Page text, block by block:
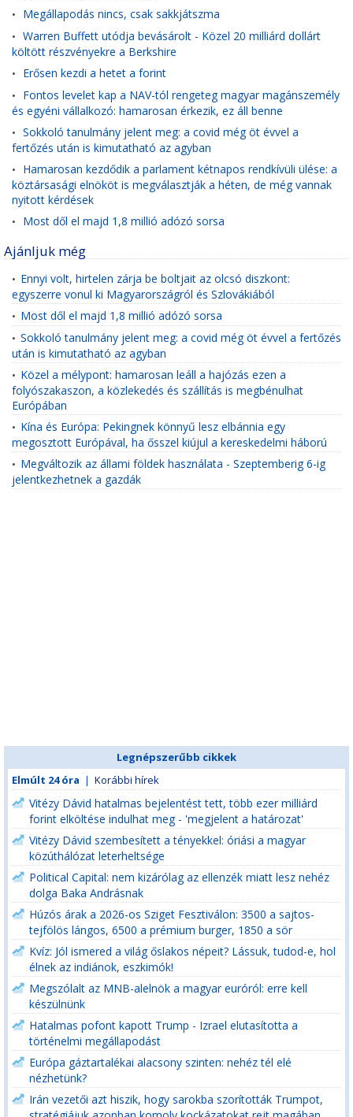
• Megállapodás nincs, csak sakkjátszma
• Warren Buffett utódja bevásárolt - Közel 20 milliárd dollárt
költött részvényekre a Berkshire
• Erősen kezdi a hetet a forint
• Fontos levelet kap a NAV-tól rengeteg magyar magánszemély
és egyéni vállalkozó: hamarosan érkezik, ez áll benne
• Sokkoló tanulmány jelent meg: a covid még öt évvel a
fertőzés után is kimutatható az agyban
• Hamarosan kezdődik a parlament kétnapos rendkívüli ülése: a
köztársasági elnököt is megválasztják a héten, de még vannak
nyitott kérdések
• Most dől el majd 1,8 millió adózó sorsa
Ajánljuk még
• Ennyi volt, hirtelen zárja be boltjait az olcsó diszkont:
egyszerre vonul ki Magyarországról és Szlovákiából
• Most dől el majd 1,8 millió adózó sorsa
• Sokkoló tanulmány jelent meg: a covid még öt évvel a fertőzés
után is kimutatható az agyban
• Közel a mélypont: hamarosan leáll a hajózás ezen a
folyószakaszon, a közlekedés és szállítás is megbénulhat
Európában
• Kína és Európa: Pekingnek könnyű lesz elbánnia egy
megosztott Európával, ha ősszel kiújul a kereskedelmi háború
• Megváltozik az állami földek használata - Szeptemberig 6-ig
jelentkezhetnek a gazdák
Legnépszerűbb cikkek
Elmúlt 24 óra | Korábbi hírek
Vitézy Dávid hatalmas bejelentést tett, több ezer milliárd
forint elköltése indulhat meg - 'megjelent a határozat'
Vitézy Dávid szembesített a tényekkel: óriási a magyar
közúthálózat leterheltsége
Political Capital: nem kizárólag az ellenzék miatt lesz nehéz
dolga Baka Andrásnak
Húzós árak a 2026-os Sziget Fesztiválon: 3500 a sajtos-
tejfölös lángos, 6500 a prémium burger, 1850 a sör
Kvíz: Jól ismered a világ őslakos népeit? Lássuk, tudod-e, hol
élnek az indiánok, eszkimók!
Megszólalt az MNB-alelnök a magyar euróról: erre kell
készülnünk
Hatalmas pofont kapott Trump - Izrael elutasította a
történelmi megállapodást
Európa gáztartalékai alacsony szinten: nehéz tél elé
nézhetünk?
Irán vezetői azt hiszik, hogy sarokba szorították Trumpot,